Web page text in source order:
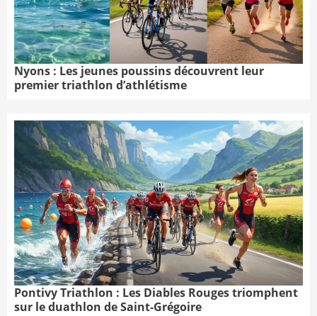
Nyons : Les jeunes poussins découvrent leur
premier triathlon d’athlétisme
Pontivy Triathlon : Les Diables Rouges triomphent
sur le duathlon de Saint-Grégoire